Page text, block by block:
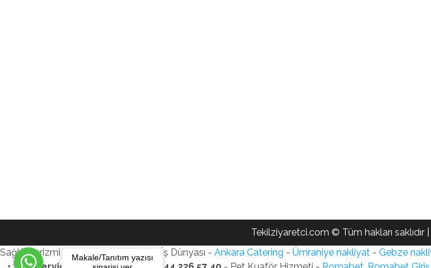
Tekilziyaretci.com © Tüm hakları saklıdır
Sağlık Turizmi Reklam Ajansı - Gezi - İş Dünyası - Ankara Catering - Ümraniye nakliyat - Gebze
Makale/Tanıtım yazısı